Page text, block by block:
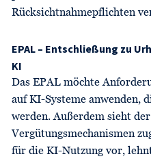
Rücksichtnahmepflichten
EPAL – Entschließung zu
KI
Das EPAL möchte
auf KI-Systeme anwenden,
werden. Außerdem sieht
Vergütungsmechanismen
für die KI-Nutzung vor,